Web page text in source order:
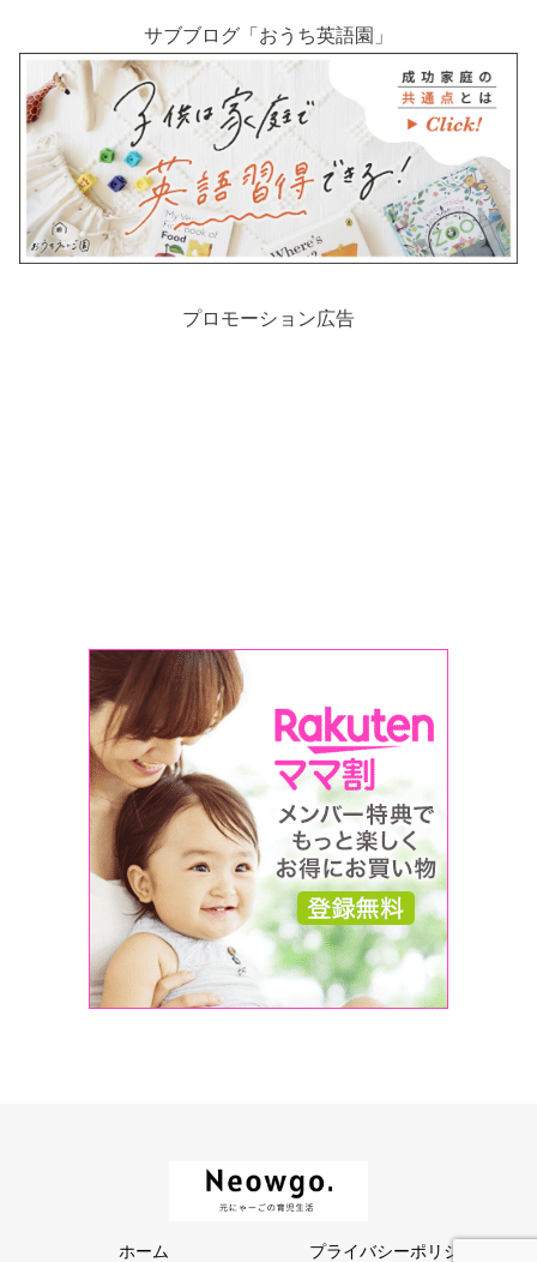
サブブログ「おうち英語園」
プロモーション広告
ホーム プライバシーポリシー